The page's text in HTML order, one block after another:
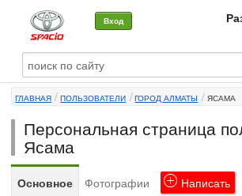
Вход
О машине
Автоклуб
Форумы
Сервисы и услуги
ГЛАВНАЯ ПОЛЬЗОВАТЕЛИ ГОРОД АЛМАТЫ ЯСАМА
Персональная страница
Ясама
Основное Фотографии Написать